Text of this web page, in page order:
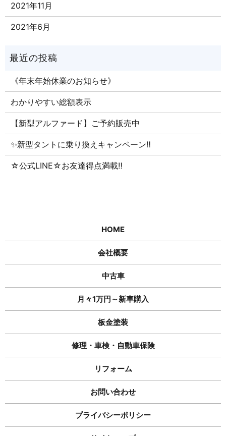
2021年11月
2021年6月
《年末年始休業のお知らせ》
わかりやすい総額表示
【新型アルファード】ご予約販売中
✨新型タントに乗り換えキャンペーン‼
☆公式LINE☆お友達得点満載‼
HOME
会社概要
中古車
月々1万円～新車購入
板金塗装
修理・車検・自動車保険
リフォーム
お問い合わせ
プライバシーポリシー